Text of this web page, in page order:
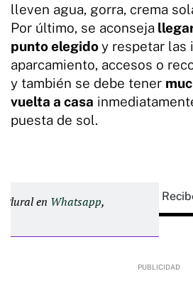
lleven agua, gorra, crema
Por último, se aconseja
punto elegidoy respetar las
aparcamiento, accesos o
y también se debe tener
vuelta a casa
puesta de sol.
Plural en Whatsapp,